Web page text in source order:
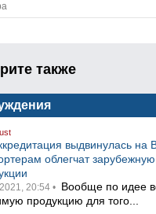
также
выдвинулась на
облегчат
20:54 • Вообще по идее
продукцию для того...